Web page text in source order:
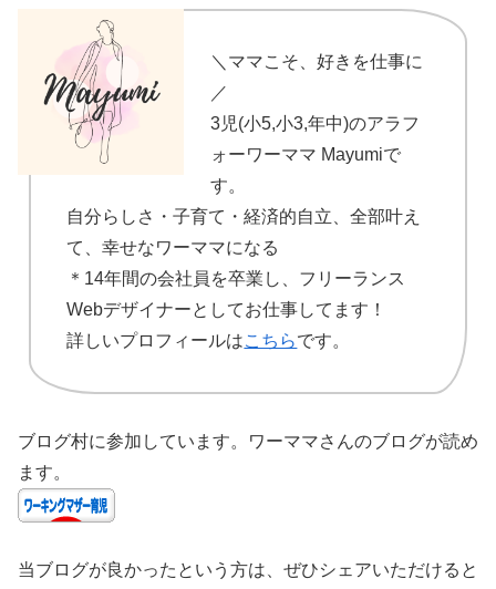
＼ママこそ、好きを仕事に
／
3児(小5,小3,年中)のアラフ
ォーワーママ Mayumiで
す。
自分らしさ・子育て・経済的自立、全部叶え
て、幸せなワーママになる
＊14年間の会社員を卒業し、フリーランス
Webデザイナーとしてお仕事してます！
詳しいプロフィールはこちらです。
ブログ村に参加しています。ワーママさんのブログが読め
ます。
当ブログが良かったという方は、ぜひシェアいただけると